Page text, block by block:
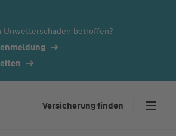
Unwetterschaden betroffen?
Versicherung finden